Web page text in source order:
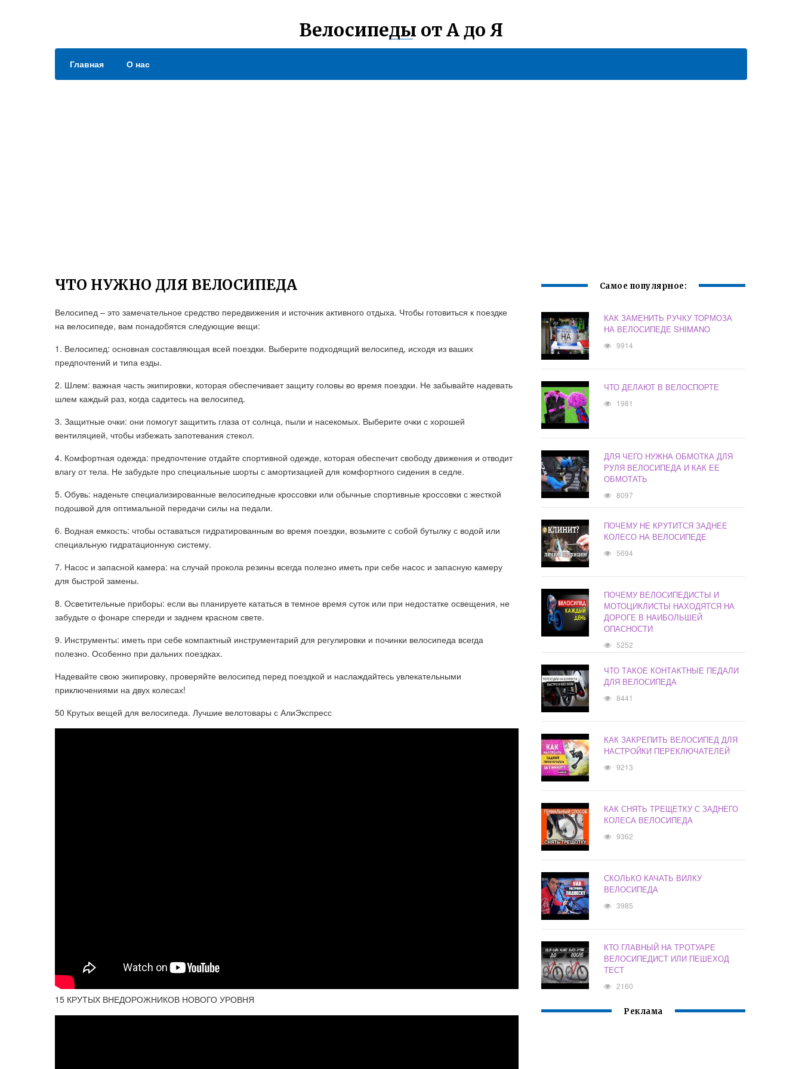
Велосипеды от А до Я
Главная О нас
ЧТО НУЖНО ДЛЯ ВЕЛОСИПЕДА
Велосипед – это замечательное средство передвижения и источник активного отдыха. Чтобы готовиться к поездке
на велосипеде, вам понадобятся следующие вещи:
1. Велосипед: основная составляющая всей поездки. Выберите подходящий велосипед, исходя из ваших
предпочтений и типа езды.
2. Шлем: важная часть экипировки, которая обеспечивает защиту головы во время поездки. Не забывайте надевать
шлем каждый раз, когда садитесь на велосипед.
3. Защитные очки: они помогут защитить глаза от солнца, пыли и насекомых. Выберите очки с хорошей
вентиляцией, чтобы избежать запотевания стекол.
4. Комфортная одежда: предпочтение отдайте спортивной одежде, которая обеспечит свободу движения и отводит
влагу от тела. Не забудьте про специальные шорты с амортизацией для комфортного сидения в седле.
5. Обувь: наденьте специализированные велосипедные кроссовки или обычные спортивные кроссовки с жесткой
подошвой для оптимальной передачи силы на педали.
6. Водная емкость: чтобы оставаться гидратированным во время поездки, возьмите с собой бутылку с водой или
специальную гидратационную систему.
7. Насос и запасной камера: на случай прокола резины всегда полезно иметь при себе насос и запасную камеру
для быстрой замены.
8. Осветительные приборы: если вы планируете кататься в темное время суток или при недостатке освещения, не
забудьте о фонаре спереди и заднем красном свете.
9. Инструменты: иметь при себе компактный инструментарий для регулировки и починки велосипеда всегда
полезно. Особенно при дальних поездках.
Надевайте свою экипировку, проверяйте велосипед перед поездкой и наслаждайтесь увлекательными
приключениями на двух колесах!
50 Крутых вещей для велосипеда. Лучшие велотовары с АлиЭкспресс
15 КРУТЫХ ВНЕДОРОЖНИКОВ НОВОГО УРОВНЯ
Самое популярное:
КАК ЗАМЕНИТЬ РУЧКУ ТОРМОЗА
НА ВЕЛОСИПЕДЕ SHIMANO
9914
ЧТО ДЕЛАЮТ В ВЕЛОСПОРТЕ
1981
ДЛЯ ЧЕГО НУЖНА ОБМОТКА ДЛЯ
РУЛЯ ВЕЛОСИПЕДА И КАК ЕЕ
ОБМОТАТЬ
8097
ПОЧЕМУ НЕ КРУТИТСЯ ЗАДНЕЕ
КОЛЕСО НА ВЕЛОСИПЕДЕ
5694
ПОЧЕМУ ВЕЛОСИПЕДИСТЫ И
МОТОЦИКЛИСТЫ НАХОДЯТСЯ НА
ДОРОГЕ В НАИБОЛЬШЕЙ
ОПАСНОСТИ
5252
ЧТО ТАКОЕ КОНТАКТНЫЕ ПЕДАЛИ
ДЛЯ ВЕЛОСИПЕДА
8441
КАК ЗАКРЕПИТЬ ВЕЛОСИПЕД ДЛЯ
НАСТРОЙКИ ПЕРЕКЛЮЧАТЕЛЕЙ
9213
КАК СНЯТЬ ТРЕЩЕТКУ С ЗАДНЕГО
КОЛЕСА ВЕЛОСИПЕДА
9362
СКОЛЬКО КАЧАТЬ ВИЛКУ
ВЕЛОСИПЕДА
3985
КТО ГЛАВНЫЙ НА ТРОТУАРЕ
ВЕЛОСИПЕДИСТ ИЛИ ПЕШЕХОД
ТЕСТ
2160
Реклама